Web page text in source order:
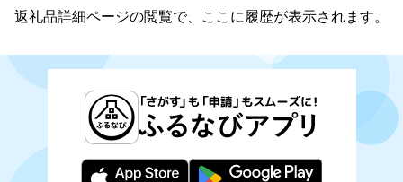
返礼品詳細ページの閲覧で、ここに履歴が表示されます。